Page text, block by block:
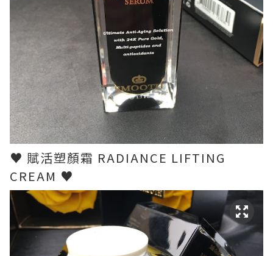
♥ 賦活塑顏霜 RADIANCE LIFTING
CREAM ♥